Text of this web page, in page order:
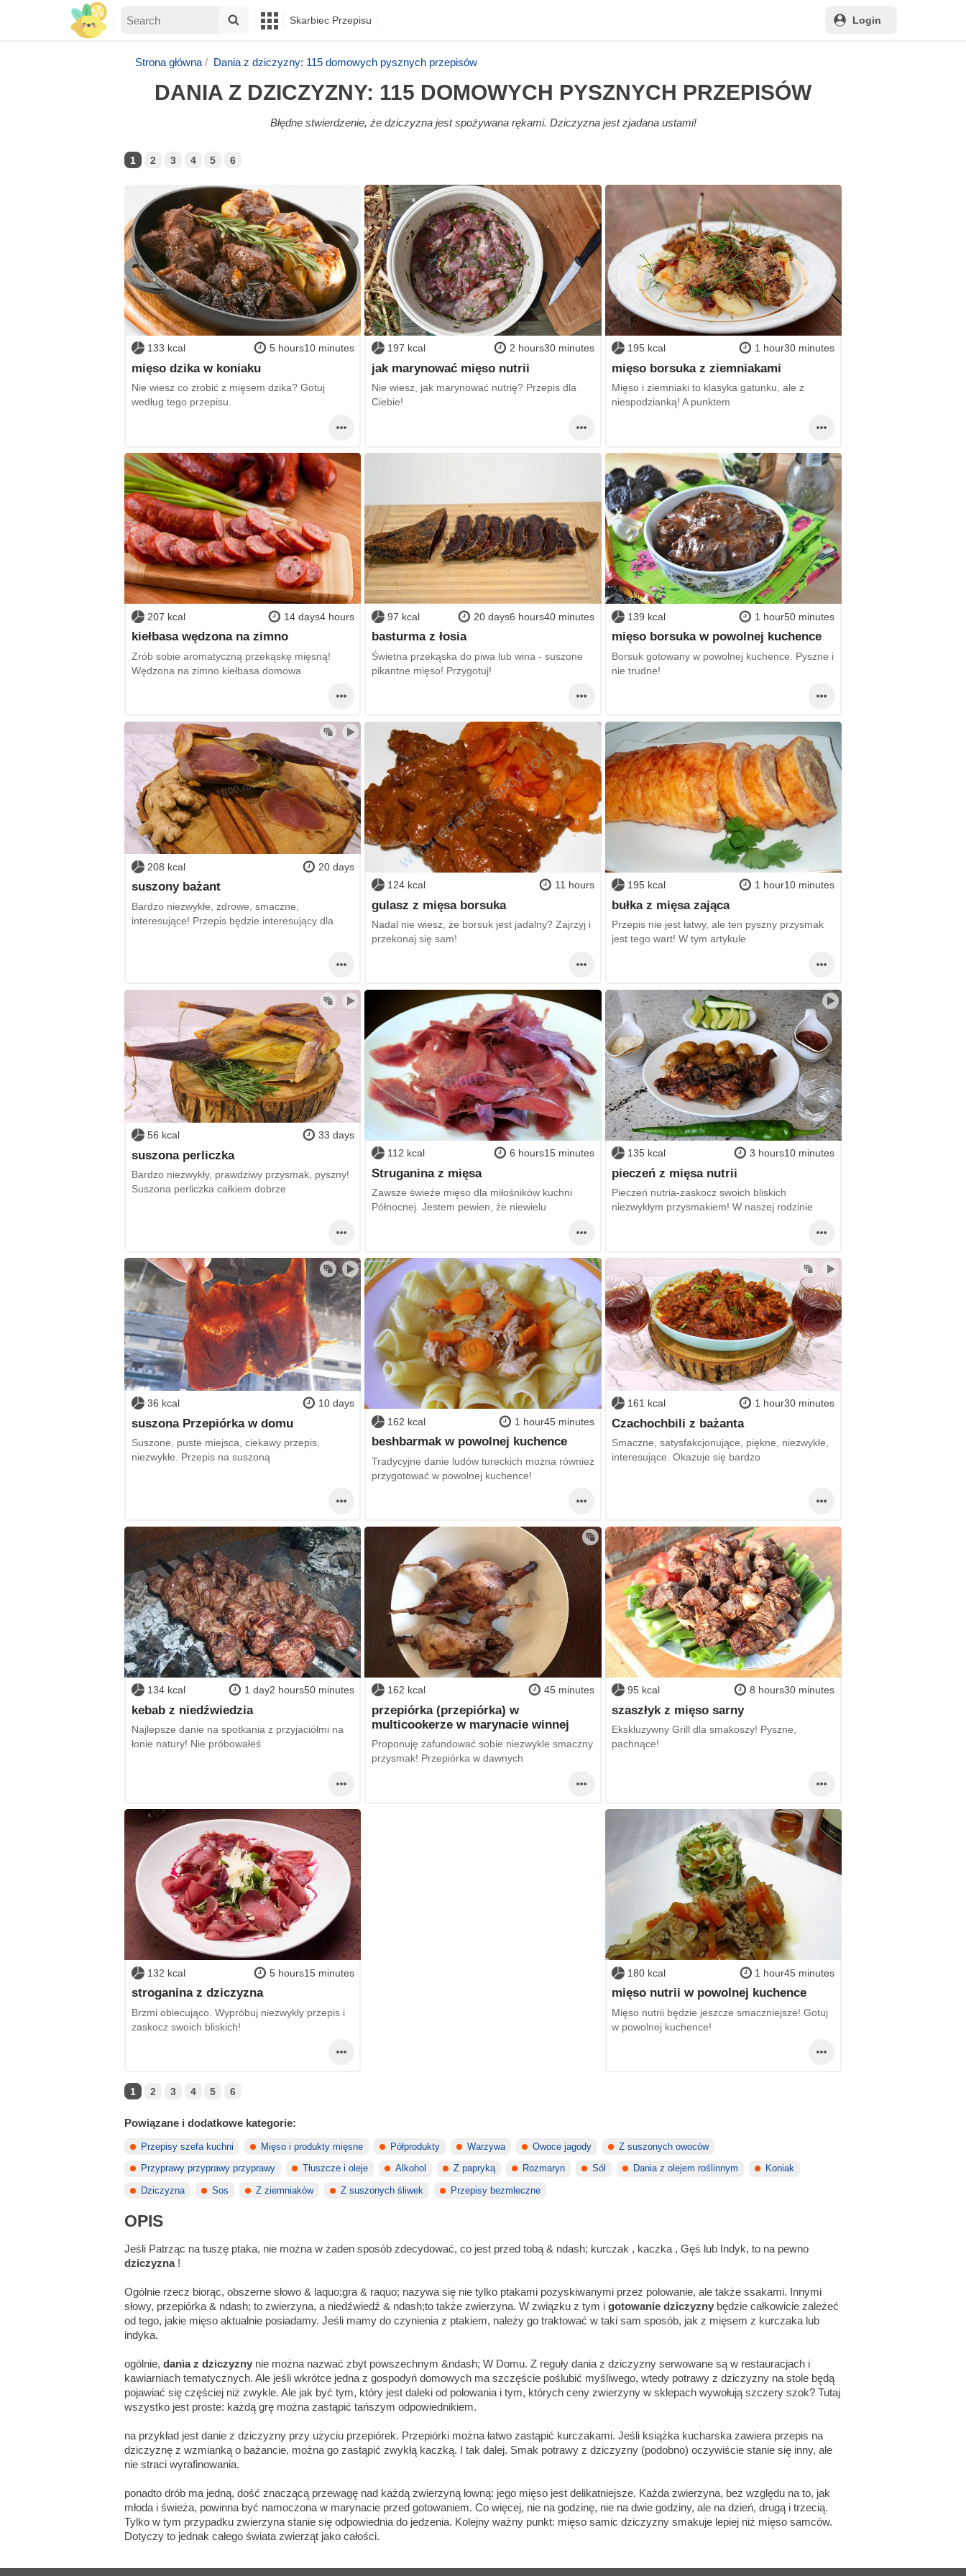
Skarbiec Przepisu Login
Strona główna Dania z dziczyzny: 115 domowych pysznych przepisów
DANIA Z DZICZYZNY: 115 DOMOWYCH PYSZNYCH PRZEPISÓW
Błędne stwierdzenie, że dziczyzna jest spożywana rękami. Dziczyzna jest zjadana ustami!
1 2 3 4 5 6
133 kcal 5 hours10 minutes
mięso dzika w koniaku
Nie wiesz co zrobić z mięsem dzika? Gotuj
według tego przepisu.
197 kcal 2 hours30 minutes
jak marynować mięso nutrii
Nie wiesz, jak marynować nutrię? Przepis dla
Ciebie!
195 kcal 1 hour30 minutes
mięso borsuka z ziemniakami
Mięso i ziemniaki to klasyka gatunku, ale z
niespodzianką! A punktem
207 kcal 14 days4 hours
kiełbasa wędzona na zimno
Zrób sobie aromatyczną przekąskę mięsną!
Wędzona na zimno kiełbasa domowa
97 kcal 20 days6 hours40 minutes
basturma z łosia
Świetna przekąska do piwa lub wina - suszone
pikantne mięso! Przygotuj!
139 kcal 1 hour50 minutes
mięso borsuka w powolnej kuchence
Borsuk gotowany w powolnej kuchence. Pyszne i
nie trudne!
208 kcal 20 days
suszony bażant
Bardzo niezwykłe, zdrowe, smaczne,
interesujące! Przepis będzie interesujący dla
124 kcal 11 hours
gulasz z mięsa borsuka
Nadal nie wiesz, że borsuk jest jadalny? Zajrzyj i
przekonaj się sam!
195 kcal 1 hour10 minutes
bułka z mięsa zająca
Przepis nie jest łatwy, ale ten pyszny przysmak
jest tego wart! W tym artykule
56 kcal 33 days
suszona perliczka
Bardzo niezwykły, prawdziwy przysmak, pyszny!
Suszona perliczka całkiem dobrze
112 kcal 6 hours15 minutes
Struganina z mięsa
Zawsze świeże mięso dla miłośników kuchni
Północnej. Jestem pewien, że niewielu
135 kcal 3 hours10 minutes
pieczeń z mięsa nutrii
Pieczeń nutria-zaskocz swoich bliskich
niezwykłym przysmakiem! W naszej rodzinie
36 kcal 10 days
suszona Przepiórka w domu
Suszone, puste miejsca, ciekawy przepis,
niezwykłe. Przepis na suszoną
162 kcal 1 hour45 minutes
beshbarmak w powolnej kuchence
Tradycyjne danie ludów tureckich można również
przygotować w powolnej kuchence!
161 kcal 1 hour30 minutes
Czachochbili z bażanta
Smaczne, satysfakcjonujące, piękne, niezwykłe,
interesujące. Okazuje się bardzo
134 kcal 1 day2 hours50 minutes
kebab z niedźwiedzia
Najlepsze danie na spotkania z przyjaciółmi na
łonie natury! Nie próbowałeś
162 kcal 45 minutes
przepiórka (przepiórka) w
multicookerze w marynacie winnej
Proponuję zafundować sobie niezwykle smaczny
przysmak! Przepiórka w dawnych
95 kcal 8 hours30 minutes
szaszłyk z mięso sarny
Ekskluzywny Grill dla smakoszy! Pyszne,
pachnące!
132 kcal 5 hours15 minutes
stroganina z dziczyzna
Brzmi obiecująco. Wypróbuj niezwykły przepis i
zaskocz swoich bliskich!
180 kcal 1 hour45 minutes
mięso nutrii w powolnej kuchence
Mięso nutrii będzie jeszcze smaczniejsze! Gotuj
w powolnej kuchence!
1 2 3 4 5 6
Powiązane i dodatkowe kategorie:
Przepisy szefa kuchni Mięso i produkty mięsne Półprodukty Warzywa Owoce jagody Z suszonych owoców
Przyprawy przyprawy przyprawy Tłuszcze i oleje Alkohol Z papryką Rozmaryn Sól Dania z olejem roślinnym Koniak
Dziczyzna Sos Z ziemniaków Z suszonych śliwek Przepisy bezmleczne
OPIS
Jeśli Patrząc na tuszę ptaka, nie można w żaden sposób zdecydować, co jest przed tobą & ndash; kurczak , kaczka , Gęś lub Indyk, to na pewno
dziczyzna !
Ogólnie rzecz biorąc, obszerne słowo & laquo;gra & raquo; nazywa się nie tylko ptakami pozyskiwanymi przez polowanie, ale także ssakami. Innymi
słowy, przepiórka & ndash; to zwierzyna, a niedźwiedź & ndash;to także zwierzyna. W związku z tym igotowanie dziczyzny będzie całkowicie zależeć
od tego, jakie mięso aktualnie posiadamy. Jeśli mamy do czynienia z ptakiem, należy go traktować w taki sam sposób, jak z mięsem z kurczaka lub
indyka.
ogólnie,dania z dziczyzny nie można nazwać zbyt powszechnym &ndash; W Domu. Z reguły dania z dziczyzny serwowane są w restauracjach i
kawiarniach tematycznych. Ale jeśli wkrótce jedna z gospodyń domowych ma szczęście poślubić myśliwego, wtedy potrawy z dziczyzny na stole będą
pojawiać się częściej niż zwykle. Ale jak być tym, który jest daleki od polowania i tym, których ceny zwierzyny w sklepach wywołują szczery szok? Tutaj
wszystko jest proste: każdą grę można zastąpić tańszym odpowiednikiem.
na przykład jest danie z dziczyzny przy użyciu przepiórek. Przepiórki można łatwo zastąpić kurczakami. Jeśli książka kucharska zawiera przepis na
dziczyznę z wzmianką o bażancie, można go zastąpić zwykłą kaczką. I tak dalej. Smak potrawy z dziczyzny (podobno) oczywiście stanie się inny, ale
nie straci wyrafinowania.
ponadto drób ma jedną, dość znaczącą przewagę nad każdą zwierzyną łowną: jego mięso jest delikatniejsze. Każda zwierzyna, bez względu na to, jak
młoda i świeża, powinna być namoczona w marynacie przed gotowaniem. Co więcej, nie na godzinę, nie na dwie godziny, ale na dzień, drugą i trzecią.
Tylko w tym przypadku zwierzyna stanie się odpowiednia do jedzenia. Kolejny ważny punkt: mięso samic dziczyzny smakuje lepiej niż mięso samców.
Dotyczy to jednak całego świata zwierząt jako całości.